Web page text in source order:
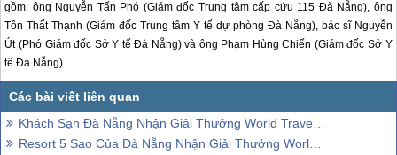
gồm: ông Nguyễn Tấn Phó (Giám đốc Trung tâm cấp cứu 115 Đà Nẵng), ông
Tôn Thất Thạnh (Giám đốc Trung tâm Y tế dự phòng Đà Nẵng), bác sĩ Nguyễn
Út (Phó Giám đốc Sở Y tếĐà Nẵng) và ông Phạm Hùng Chiến (Giám đốc Sở Y
tếĐà Nẵng).
Khách Sạn Đà Nẵng Nhận Giải Thưởng World Travel Awards
Resort 5 Sao Của Đà Nẵng Nhận Giải Thưởng World Travel Awards